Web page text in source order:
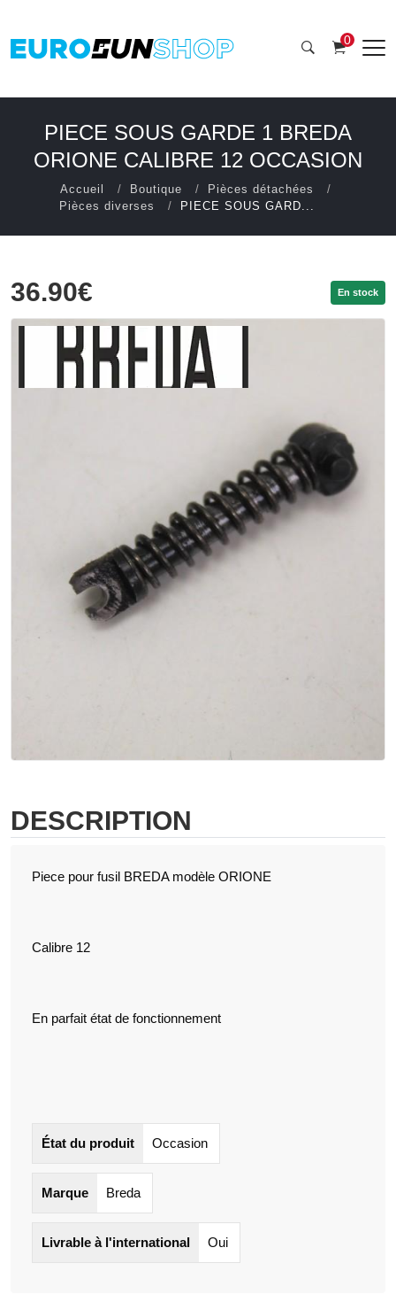
0
PIECE SOUS GARDE 1 BREDA
ORIONE CALIBRE 12 OCCASION
Accueil Boutique
Pièces détachées
Pièces diverses
PIECE SOUS GARD...
36.90€ En stock
DESCRIPTION
Piece pour fusil BREDA modèle ORIONE
Calibre 12
En parfait état de fonctionnement
État du produit Occasion
Marque Breda
Livrable à l'international Oui